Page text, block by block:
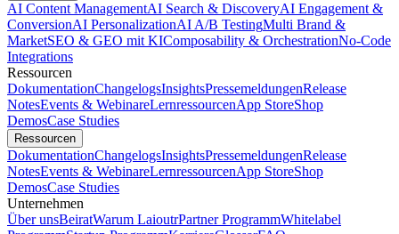
AI Content ManagementAI Search & DiscoveryAI Engagement &
ConversionAI PersonalizationAI A/B TestingMulti Brand &
MarketSEO & GEO mit KIComposability & OrchestrationNo-Code
Integrations
Ressourcen
DokumentationChangelogsInsightsPressemeldungenRelease
NotesEvents & WebinareLernressourcenApp StoreShop
DemosCase Studies
Ressourcen
DokumentationChangelogsInsightsPressemeldungenRelease
NotesEvents & WebinareLernressourcenApp StoreShop
DemosCase Studies
Unternehmen
Über unsBeiratWarum LaioutrPartner ProgrammWhitelabel